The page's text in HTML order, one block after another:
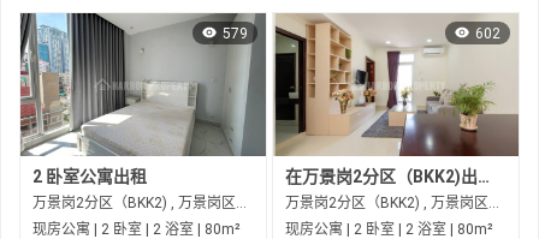
579
2 卧室公寓出租
万景岗2分区（BKK2) , 万景岗区（BKK) , 金边市
现房公寓 | 2 卧室 | 2 浴室 | 80m²
602
在万景岗2分区（BKK2)出租的现房公寓
万景岗2分区（BKK2) , 万景岗区（BKK) , 金边市
现房公寓 | 2 卧室 | 2 浴室 | 80m²